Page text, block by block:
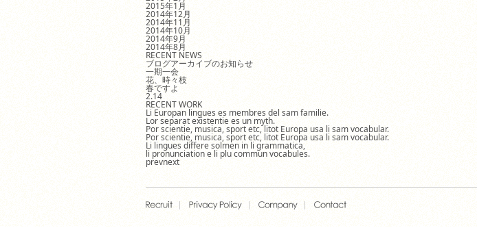
2015年1月
2014年12月
2014年11月
2014年10月
2014年9月
2014年8月
RECENT NEWS
ブログアーカイブのお知らせ
一期一会
花、時々枝
春ですよ
2.14
RECENT WORK
Li Europan lingues es membres del sam familie.
Lor separat existentie es un myth.
Por scientie, musica, sport etc, litot Europa usa li sam vocabular.
Por scientie, musica, sport etc, litot Europa usa li sam vocabular.
Li lingues differe solmen in li grammatica,
li pronunciation e li plu commun vocabules.
prevnext